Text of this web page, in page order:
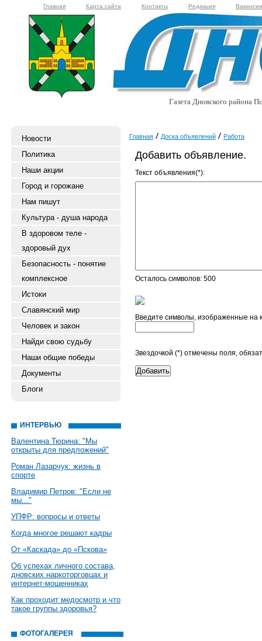
Главная Карта сайта Контакты Редакция Вакансии
Газета Дновского района
Новости
Политика
Наши акции
Город и горожане
Нам пишут
Культура - душа народа
В здоровом теле -
здоровый дух
Безопасность - понятие
комплексное
Истоки
Славянский мир
Человек и закон
Найди свою судьбу
Наши общие победы
Документы
Блоги
ИНТЕРВЬЮ
Валентина Тюрина: "Мы
открыты для предложений"
Роман Лазарчук: жизнь в
спорте
Владимир Петров: "Если не
мы..."
УПФР: вопросы и ответы
Когда многое решают кадры
От «Каскада» до «Пскова»
Об успехах личного состава,
дновских наркоторговцах и
интернет-мошенниках
Как проходит медосмотр и что
такое группы здоровья?
ФОТОГАЛЕРЕЯ
Главная Доска объявлений Работа
Добавить объявление.
Текст объявления(*):
Осталось символов: 500
Введите символы, изображенные на
Звездочкой (*) отмечены поля,